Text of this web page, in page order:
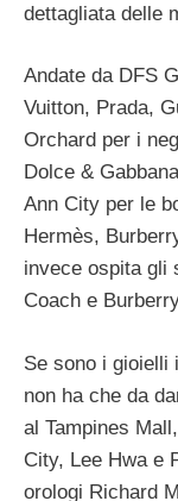
dettagliata delle
Andate da DFS
Vuitton, Prada,
Orchard per i
Dolce &
Ann City per le
Hermès,
invece ospita gli
Coach e
Se sono i gioielli
non ha che da
al Tampines
City, Lee Hwa e
orologi Richard